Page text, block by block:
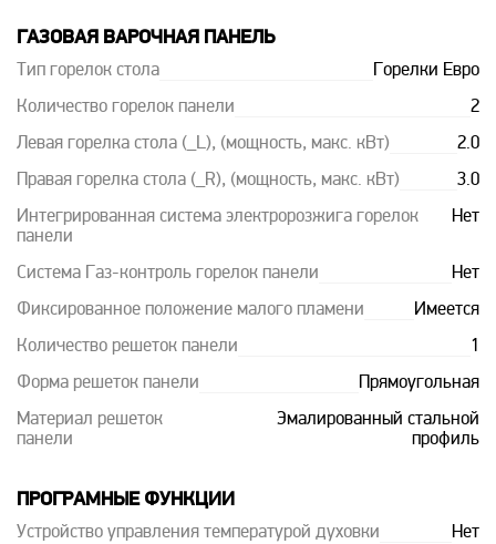
ГАЗОВАЯ ВАРОЧНАЯ ПАНЕЛЬ
Тип горелок стола Горелки Евро
Количество горелок панели 2
Левая горелка стола (_L), (мощность, макс. кВт) 2.0
Правая горелка стола (_R), (мощность, макс. кВт) 3.0
Интегрированная система электророзжига горелок
панели
Нет
Система Газ-контроль горелок панели Нет
Фиксированное положение малого пламени Имеется
Количество решеток панели 1
Форма решеток панели Прямоугольная
Материал решеток
панели
Эмалированный стальной
профиль
ПРОГРАМНЫЕ ФУНКЦИИ
Устройство управления температурой духовки Нет